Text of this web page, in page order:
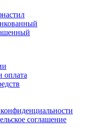
оплата
соглашение